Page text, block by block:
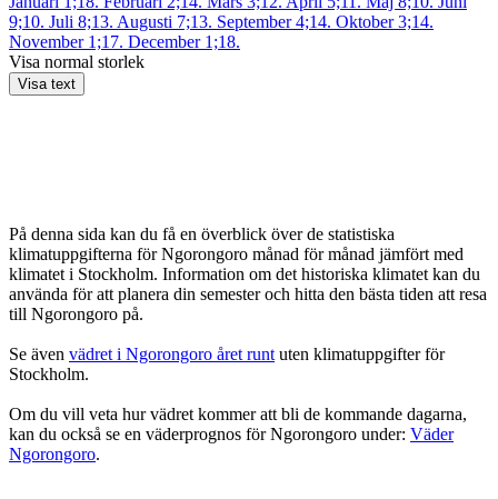
Visa normal storlek
Visa text
På denna sida kan du få en överblick över de statistiska
klimatuppgifterna för Ngorongoro månad för månad jämfört med
klimatet i Stockholm. Information om det historiska klimatet kan du
använda för att planera din semester och hitta den bästa tiden att resa
till Ngorongoro på.
Se även vädret i Ngorongoro året runt uten klimatuppgifter för
Stockholm.
Om du vill veta hur vädret kommer att bli de kommande dagarna,
kan du också se en väderprognos för Ngorongoro under: Väder
Ngorongoro.